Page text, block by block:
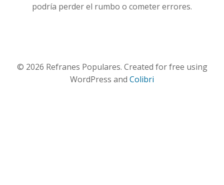
podría perder el rumbo o cometer errores.
© 2026 Refranes Populares. Created for free using
WordPress and Colibri